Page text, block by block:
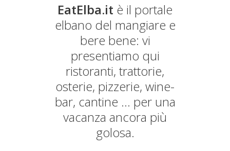
EatElba.it è il portale
elbano del mangiare e
bere bene: vi
presentiamo qui
ristoranti, trattorie,
osterie, pizzerie, wine-
bar, cantine ... per una
vacanza ancora più
golosa.